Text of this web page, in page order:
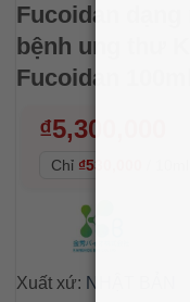
Fucoidan
bệnh ung thư
Fucoidan
₫5,300,000
Chỉ ₫530,000
Xuất xứ: NHẬT BẢN